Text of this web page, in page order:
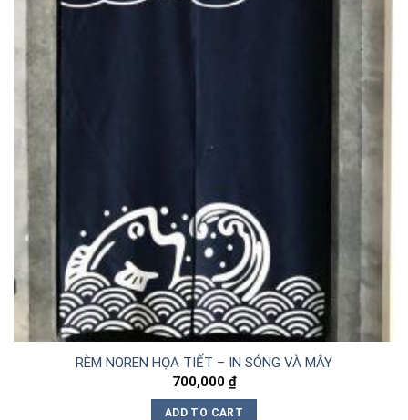
RÈM NOREN HỌA TIẾT – IN SÓNG VÀ MÂY
700,000 ₫
ADD TO CART